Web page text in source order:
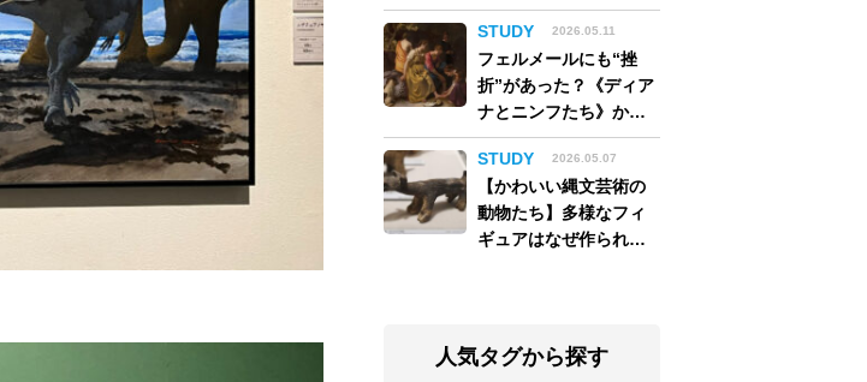
アム】
STUDY 2026.05.11
フェルメールにも“挫
折”があった？《ディア
ナとニンフたち》から
読み解く巨匠の夢
STUDY
2026.05.07
【かわいい縄文芸術の
動物たち】多様なフィ
ギュアはなぜ作られ
人気タグから探す